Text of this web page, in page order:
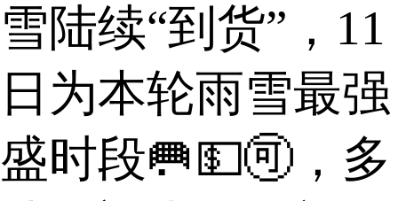
雪陆续“到货”，11
日为本轮雨雪最强
盛时段🥅💵🉑，多